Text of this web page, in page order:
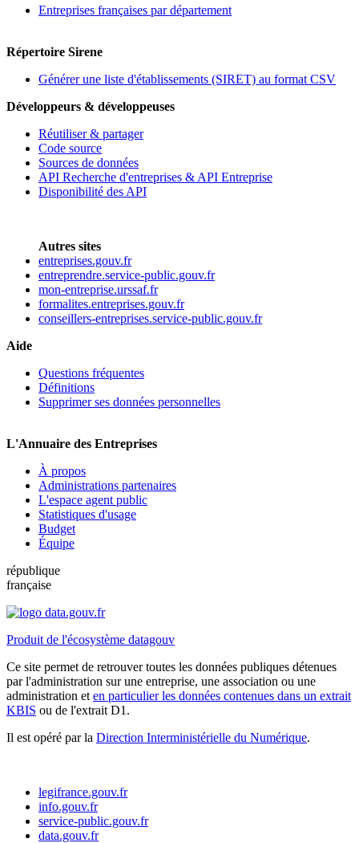
Entreprises françaises par département
Répertoire Sirene
Générer une liste d'établissements (SIRET) au format CSV
Développeurs & développeuses
Réutiliser & partager
Code source
Sources de données
API Recherche d'entreprises & API Entreprise
Disponibilité des API
Autres sites
entreprises.gouv.fr
entreprendre.service-public.gouv.fr
mon-entreprise.urssaf.fr
formalites.entreprises.gouv.fr
conseillers-entreprises.service-public.gouv.fr
Aide
Questions fréquentes
Définitions
Supprimer ses données personnelles
L'Annuaire des Entreprises
À propos
Administrations partenaires
L'espace agent public
Statistiques d'usage
Budget
Équipe
république
française
Produit de l'écosystème datagouv
Ce site permet de retrouver toutes les données publiques détenues
par l'administration sur une entreprise, une association ou une
administration et en particulier les données contenues dans un extrait
KBIS ou de l'extrait D1.
Il est opéré par la Direction Interministérielle du Numérique.
legifrance.gouv.fr
info.gouv.fr
service-public.gouv.fr
data.gouv.fr